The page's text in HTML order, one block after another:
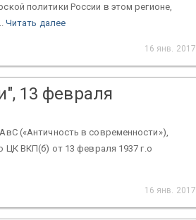
политики России в этом регионе,
Читать далее
16 янв. 2017
13 февраля
(«Античность в современности»),
ЦК ВКП(б) от 13 февраля 1937 г.о
16 янв. 2017